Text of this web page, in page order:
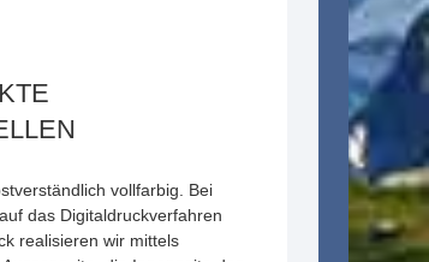
vollfarbig. Bei
das Digitaldruckverfahren
realisieren wir mittels